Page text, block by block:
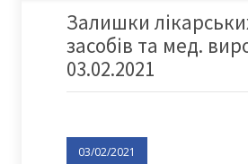
Залишки
засобів та мед.
03.02.2021
03/02/2021